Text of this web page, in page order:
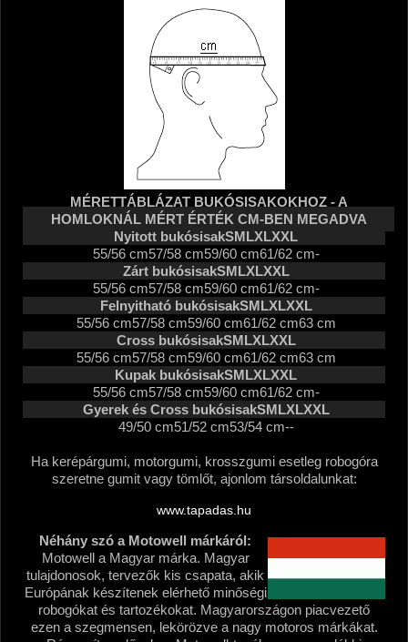
MÉRETTÁBLÁZAT BUKÓSISAKOKHOZ - A
HOMLOKNÁL MÉRT ÉRTÉK CM-BEN MEGADVA
Nyitott bukósisakSMLXLXXL
55/56 cm57/58 cm59/60 cm61/62 cm-
Zárt bukósisakSMLXLXXL
55/56 cm57/58 cm59/60 cm61/62 cm-
Felnyitható bukósisakSMLXLXXL
55/56 cm57/58 cm59/60 cm61/62 cm63 cm
Cross bukósisakSMLXLXXL
55/56 cm57/58 cm59/60 cm61/62 cm63 cm
Kupak bukósisakSMLXLXXL
55/56 cm57/58 cm59/60 cm61/62 cm-
Gyerek és Cross bukósisakSMLXLXXL
49/50 cm51/52 cm53/54 cm--
Ha kerépárgumi, motorgumi, krosszgumi esetleg robogóra
szeretne gumit vagy tömlőt, ajonlom társoldalunkat:
www.tapadas.hu
Néhány szó a Motowell márkáról:
Motowell a Magyar márka. Magyar
tulajdonosok, tervezők kis csapata, akik
Európának készítenek elérhető minőségi
robogókat és tartozékokat. Magyarországon piacvezető
ezen a szegmensen, lekörözve a nagy motoros márkákat.